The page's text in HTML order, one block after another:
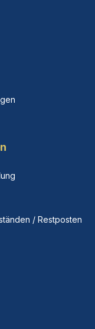
/ Restposten